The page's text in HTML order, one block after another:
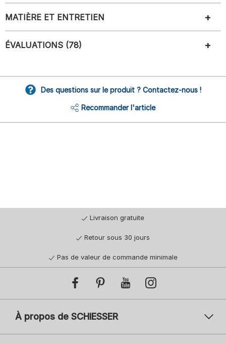
MATIÈRE ET ENTRETIEN
ÉVALUATIONS (78)
Des questions sur le produit ? Contactez-nous !
Recommander l'article
Livraison gratuite
Retour sous 30 jours
Pas de valeur de commande minimale
À propos de SCHIESSER